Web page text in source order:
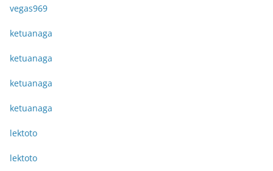
vegas969
ketuanaga
ketuanaga
ketuanaga
ketuanaga
lektoto
lektoto